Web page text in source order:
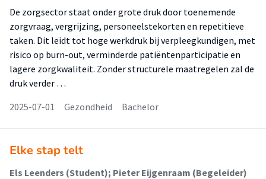
De zorgsector staat onder grote druk door toenemende
zorgvraag, vergrijzing, personeelstekorten en repetitieve
taken. Dit leidt tot hoge werkdruk bij verpleegkundigen, met
risico op burn-out, verminderde patiëntenparticipatie en
lagere zorgkwaliteit. Zonder structurele maatregelen zal de
druk verder …
2025-07-01
Gezondheid Bachelor
Elke stap telt
Els Leenders (Student); Pieter Eijgenraam (Begeleider)